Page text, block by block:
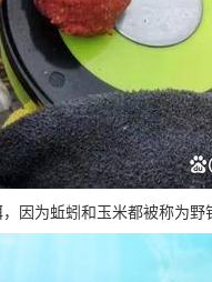
因为蚯蚓和玉米都被称为野